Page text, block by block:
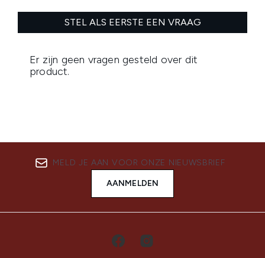
MELD JE AAN VOOR ONZE NIEUWSBRIEF
AANMELDEN